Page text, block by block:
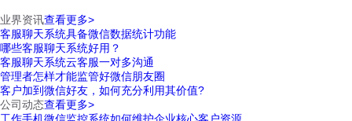
业界资讯查看更多>
客服聊天系统具备微信数据统计功能
哪些客服聊天系统好用？
客服聊天系统云客服一对多沟通
管理者怎样才能监管好微信朋友圈
客户加到微信好友，如何充分利用其价值?
公司动态查看更多>
工作手机微信监控系统如何维护企业核心客户资源